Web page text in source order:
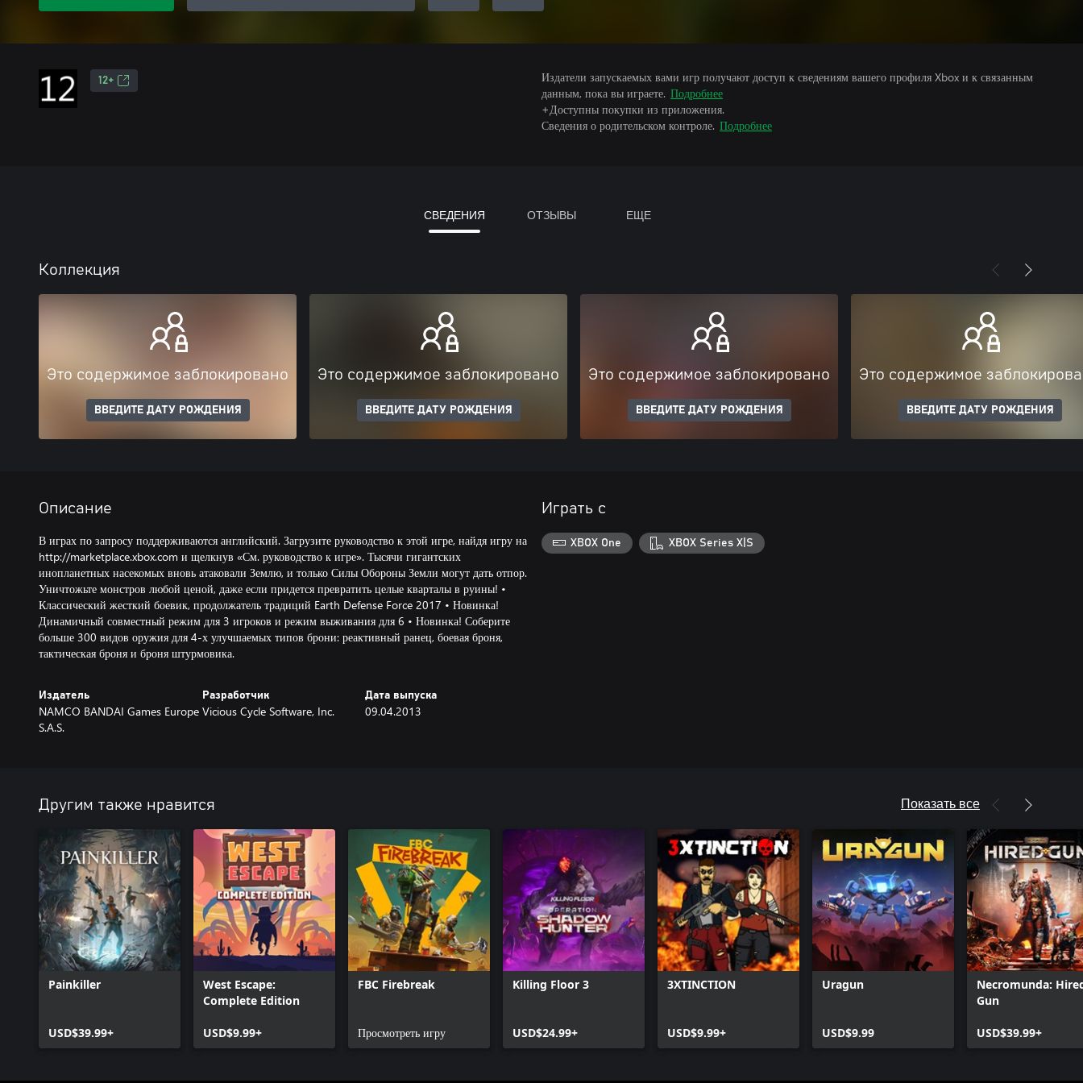
12+
Издатели запускаемых вами игр получают доступ к сведениям вашего профиля Xbox и к связанным
данным, пока вы играете. Подробнее
+Доступны покупки из приложения.
Сведения о родительском контроле. Подробнее
СВЕДЕНИЯ ОТЗЫВЫ ЕЩЕ
Коллекция
Это содержимое заблокировано
ВВЕДИТЕ ДАТУ РОЖДЕНИЯ
Это содержимое заблокировано
ВВЕДИТЕ ДАТУ РОЖДЕНИЯ
Это содержимое заблокировано
ВВЕДИТЕ ДАТУ РОЖДЕНИЯ
Это содержимое
ВВЕДИТЕ ДАТУ РОЖДЕНИЯ
Описание
В играх по запросу поддерживаются английский. Загрузите руководство к этой игре, найдя игру на
http://marketplace.xbox.com и щелкнув «См. руководство к игре». Тысячи гигантских
инопланетных насекомых вновь атаковали Землю, и только Силы Обороны Земли могут дать отпор.
Уничтожьте монстров любой ценой, даже если придется превратить целые кварталы в руины! •
Классический жесткий боевик, продолжатель традиций Earth Defense Force 2017 • Новинка!
Динамичный совместный режим для 3 игроков и режим выживания для 6 • Новинка! Соберите
больше 300 видов оружия для 4-х улучшаемых типов брони: реактивный ранец, боевая броня,
тактическая броня и броня штурмовика.
Издатель
NAMCO BANDAI Games Europe
S.A.S.
Разработчик
Vicious Cycle Software, Inc.
Дата выпуска
09.04.2013
Играть с
XBOX One XBOX Series X|S
Другим также нравится Показать все
Painkiller
USD$39.99+
West Escape:
Complete Edition
USD$9.99+
FBC Firebreak
Просмотреть игру
Killing Floor 3
USD$24.99+
3XTINCTION
USD$9.99+
Uragun
USD$9.99
Necromunda:
Gun
USD$39.99+